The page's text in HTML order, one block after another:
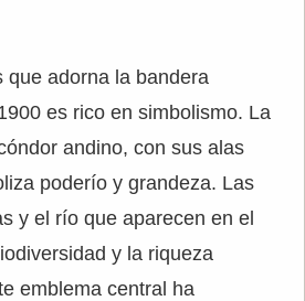
que adorna la bandera
es rico en simbolismo. La
andino, con sus alas
poderío y grandeza. Las
y el río que aparecen en el
y la riqueza
emblema central ha